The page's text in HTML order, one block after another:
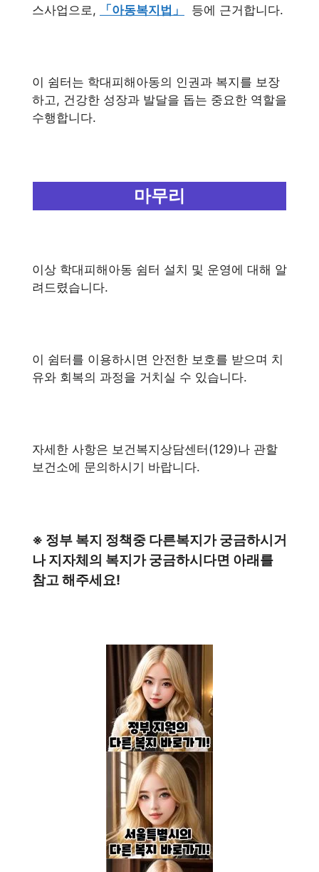
스사업으로,
「아동복지법」 등에 근거합니다.
이 쉼터는 학대피해아동의 인권과 복지를 보장
하고, 건강한 성장과 발달을 돕는 중요한 역할을
수행합니다.
마무리
이상 학대피해아동 쉼터 설치 및 운영에 대해 알
려드렸습니다.
이 쉼터를 이용하시면 안전한 보호를 받으며 치
유와 회복의 과정을 거치실 수 있습니다.
자세한 사항은 보건복지상담센터(129)나 관할
보건소에 문의하시기 바랍니다.
※ 정부 복지 정책중 다른복지가 궁금하시거
나 지자체의 복지가 궁금하시다면 아래를
참고 해주세요!